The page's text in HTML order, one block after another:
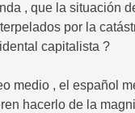
, que la situación
por la
capitalista ?
medio , el español
hacerlo de la